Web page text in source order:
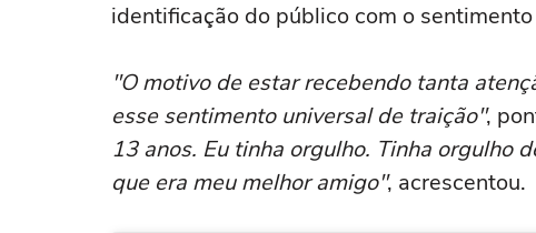
identificação do público com o
"O motivo de estar recebendo tanta
esse sentimento universal de traição",
13 anos. Eu tinha orgulho. Tinha orgulho
que era meu melhor amigo", acrescentou.